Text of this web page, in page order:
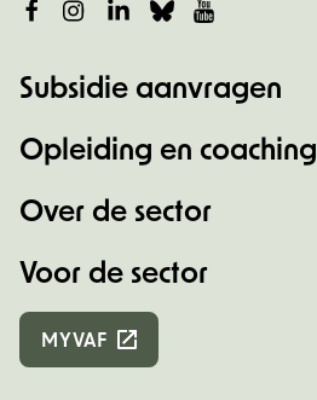
Facebook
Instagram
LinkedIn
Bluesky
Subsidie aanvragen
Opleiding en coaching
Over de sector
Voor de sector
MYVAF